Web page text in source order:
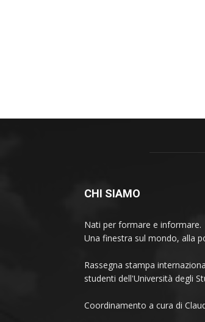
CHI SIAMO
Nati per formare e informare.
Una finestra sul mondo, alla
Rassegna stampa
studenti dell'Università degli
Coordinamento a cura di